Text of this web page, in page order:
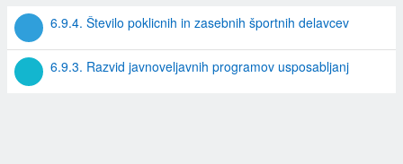
REZULTATI
ISKANJA
6.9.4. Število poklicnih in zasebnih športnih delavcev
6.9.3. Razvid javnoveljavnih programov usposabljanj